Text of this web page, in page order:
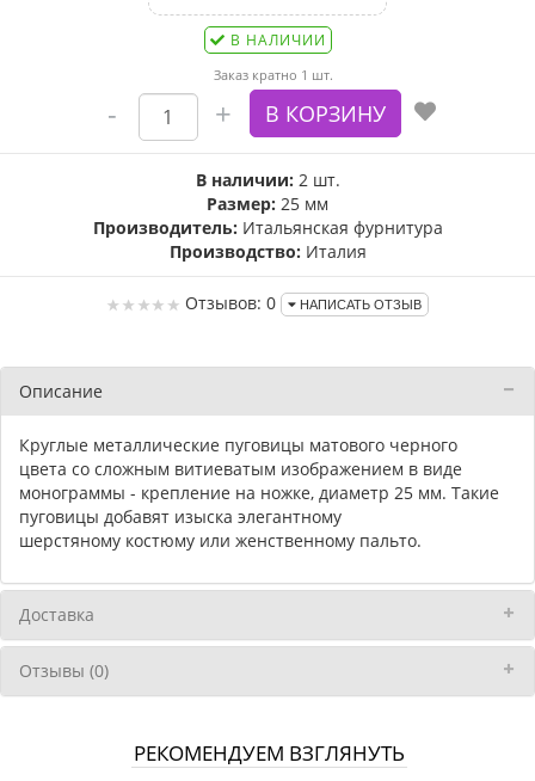
В НАЛИЧИИ
Заказ кратно 1 шт.
В наличии: 2 шт.
Размер: 25 мм
Производитель: Итальянская фурнитура
Производство: Италия
Отзывов: 0 НАПИСАТЬ ОТЗЫВ
Описание
Круглые металлические пуговицы матового черного
цвета со сложным витиеватым изображением в виде
монограммы - крепление на ножке, диаметр 25 мм. Такие
пуговицы добавят изыска элегантному
шерстяному костюму или женственному пальто.
Доставка
Отзывы (0)
РЕКОМЕНДУЕМ ВЗГЛЯНУТЬ